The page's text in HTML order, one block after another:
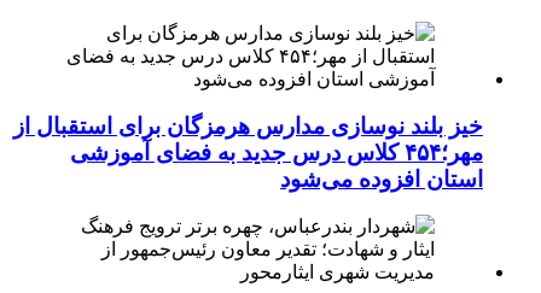
خیز بلند نوسازی مدارس هرمزگان برای استقبال از
مهر؛۴۵۴ کلاس درس جدید به فضای آموزشی
استان افزوده می‌شود